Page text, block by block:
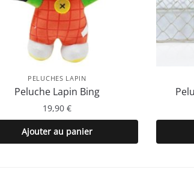
PELUCHES LAPIN
Peluche Lapin Bing
19,90 €
Ajouter au panier